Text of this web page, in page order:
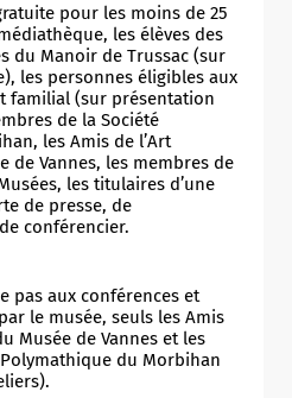
pour les moins de 25
les élèves des
du Manoir de Trussac (sur
les personnes éligibles aux
familial (sur présentation
de la Société
les Amis de l’Art
de Vannes, les membres de
les titulaires d’une
de presse, de
conférencier.
pas aux conférences et
le musée, seuls les Amis
Musée de Vannes et les
du Morbihan